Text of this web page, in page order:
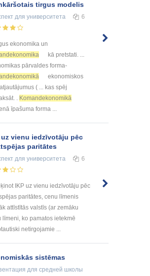
tirgus modelis
для университета 6
ekonomika un
kā pretstati. ...
pārvaldes forma-
ekonomiskos
( ... kas spēj
. Komandekonomikā
īpašuma forma ...
uz vienu iedzīvotāju pēc
paritātes
для университета 6
IKP uz vienu iedzīvotāju pēc
paritātes, cenu līmenis
attīstītās valstīs (ar zemāku
līmeni, ko pamatos ietekmē
netirgojamie ...
sistēmas
для средней школы